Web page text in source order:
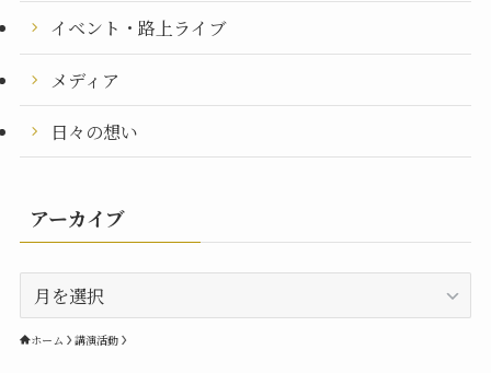
イベント・路上ライブ
メディア
日々の想い
アーカイブ
ー
カホーム 講演活動